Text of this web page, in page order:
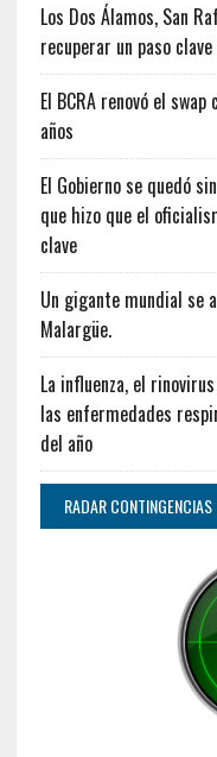
Los Dos Álamos, San
recuperar un paso
El BCRA renovó el
años
El Gobierno se quedó
que hizo que el
clave
Un gigante mundial se
Malargüe.
La influenza, el
las enfermedades
del año
RADAR CONTINGENCIAS